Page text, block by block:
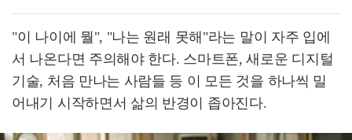
"이 나이에 뭘", "나는 원래 못해"라는 말이 자주 입에
서 나온다면 주의해야 한다. 스마트폰, 새로운 디지털
기술, 처음 만나는 사람들 등 이 모든 것을 하나씩 밀
어내기 시작하면서 삶의 반경이 좁아진다.